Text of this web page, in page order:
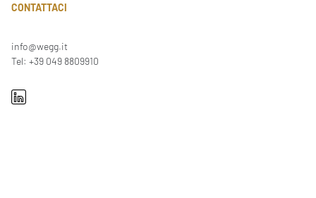
CONTATTACI
info@wegg.it
Tel: +39 049 8809910